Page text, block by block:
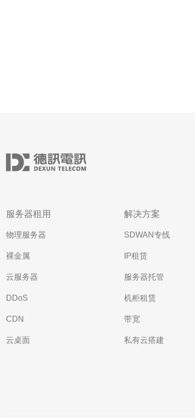
服务器租用
物理服务器
裸金属
云服务器
DDoS
CDN
云桌面
解决方案
SDWAN专线
IP租赁
服务器托管
机柜租赁
带宽
私有云搭建